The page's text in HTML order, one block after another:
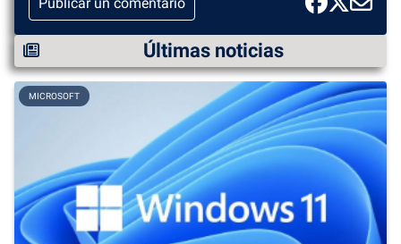
Últimas noticias
MICROSOFT